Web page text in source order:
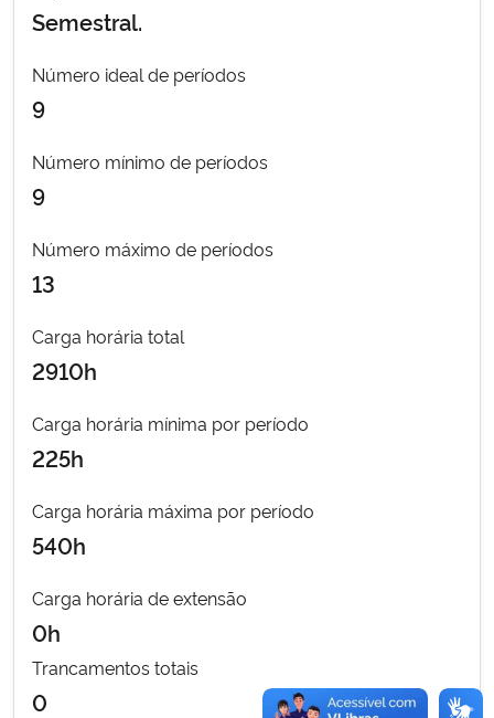
Ministério do Turismo
Ministério do Desenvolvimento Regional
Ministério da Mulher, da Família e dos Direitos Humanos
Secretaria-Geral
Gabinete de Segurança Institucional
Advocacia-Geral da União
Planalto
Semestral.
Número ideal de períodos
9
Número mínimo de períodos
9
Número máximo de períodos
13
Carga horária total
2910h
Carga horária mínima por período
225h
Carga horária máxima por período
540h
Carga horária de extensão
0h
Trancamentos totais
0